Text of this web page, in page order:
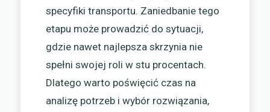
specyfiki transportu. Zaniedbanie tego
etapu może prowadzić do sytuacji,
gdzie nawet najlepsza skrzynia nie
spełni swojej roli w stu procentach.
Dlatego warto poświęcić czas na
analizę potrzeb i wybór rozwiązania,